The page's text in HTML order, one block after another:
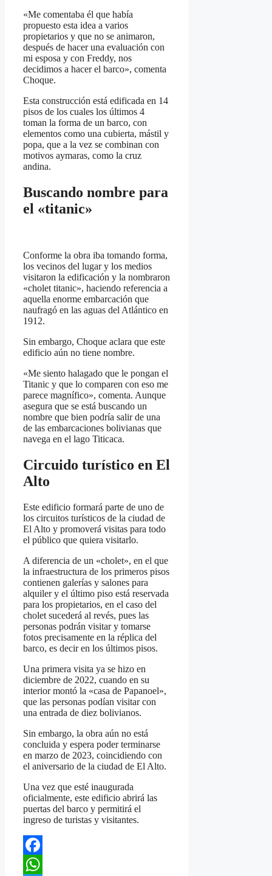
«Me comentaba él que había
propuesto esta idea a varios
propietarios y que no se animaron,
después de hacer una evaluación con
mi esposa y con Freddy, nos
decidimos a hacer el barco», comenta
Choque.
Esta construcción está edificada en 14
pisos de los cuales los últimos 4
toman la forma de un barco, con
elementos como una cubierta, mástil y
popa, que a la vez se combinan con
motivos aymaras, como la cruz
andina.
Buscando nombre para
el «titanic»
Conforme la obra iba tomando forma,
los vecinos del lugar y los medios
visitaron la edificación y la nombraron
«cholet titanic», haciendo referencia a
aquella enorme embarcación que
naufragó en las aguas del Atlántico en
1912.
Sin embargo, Choque aclara que este
edificio aún no tiene nombre.
«Me siento halagado que le pongan el
Titanic y que lo comparen con eso me
parece magnífico», comenta. Aunque
asegura que se está buscando un
nombre que bien podría salir de una
de las embarcaciones bolivianas que
navega en el lago Titicaca.
Circuido turístico en El
Alto
Este edificio formará parte de uno de
los circuitos turísticos de la ciudad de
El Alto y promoverá visitas para todo
el público que quiera visitarlo.
A diferencia de un «cholet», en el que
la infraestructura de los primeros pisos
contienen galerías y salones para
alquiler y el último piso está reservada
para los propietarios, en el caso del
cholet sucederá al revés, pues las
personas podrán visitar y tomarse
fotos precisamente en la réplica del
barco, es decir en los últimos pisos.
Una primera visita ya se hizo en
diciembre de 2022, cuando en su
interior montó la «casa de Papanoel»,
que las personas podían visitar con
una entrada de diez bolivianos.
Sin embargo, la obra aún no está
concluida y espera poder terminarse
en marzo de 2023, coincidiendo con
el aniversario de la ciudad de El Alto.
Una vez que esté inaugurada
oficialmente, este edificio abrirá las
puertas del barco y permitirá el
ingreso de turistas y visitantes.
Facebook